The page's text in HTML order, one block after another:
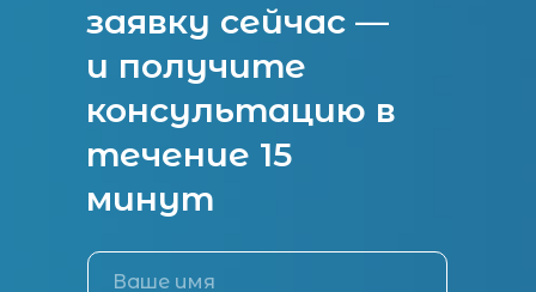
заявку сейчас —
и получите
консультацию в
течение 15
минут